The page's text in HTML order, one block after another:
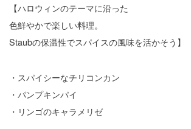
【ハロウィンのテーマに沿った
色鮮やかで楽しい料理。
Staubの保温性でスパイスの風味を活かそう】
・スパイシーなチリコンカン
・パンプキンパイ
・リンゴのキャラメリゼ